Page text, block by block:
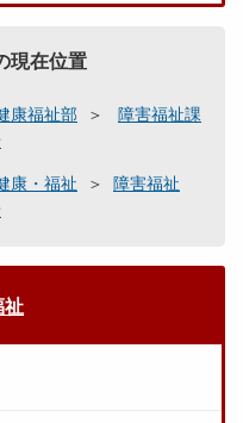
現在位置
康福祉部
障害福祉課
康・福祉
障害福祉
祉